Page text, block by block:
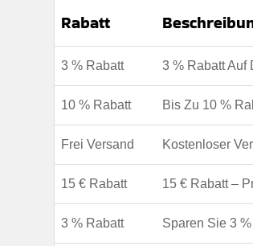
Rabatt
3 % Rabatt 3 % Rabatt Auf
10 % Rabatt Bis Zu 10 %
Frei Versand Kostenloser
15 € Rabatt 15 € Rabatt –
3 % Rabatt Sparen Sie 3